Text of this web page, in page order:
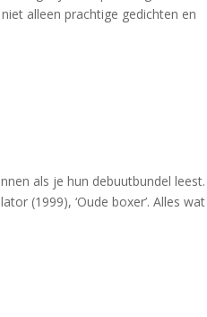
alleen prachtige gedichten en
als je hun debuutbundel
(1999), ‘Oude boxer’. Alles wat